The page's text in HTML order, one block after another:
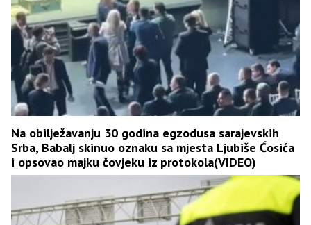
Na obilježavanju 30 godina egzodusa sarajevskih
Srba, Babalj skinuo oznaku sa mjesta Ljubiše Ćosića
i opsovao majku čovjeku iz protokola(VIDEO)